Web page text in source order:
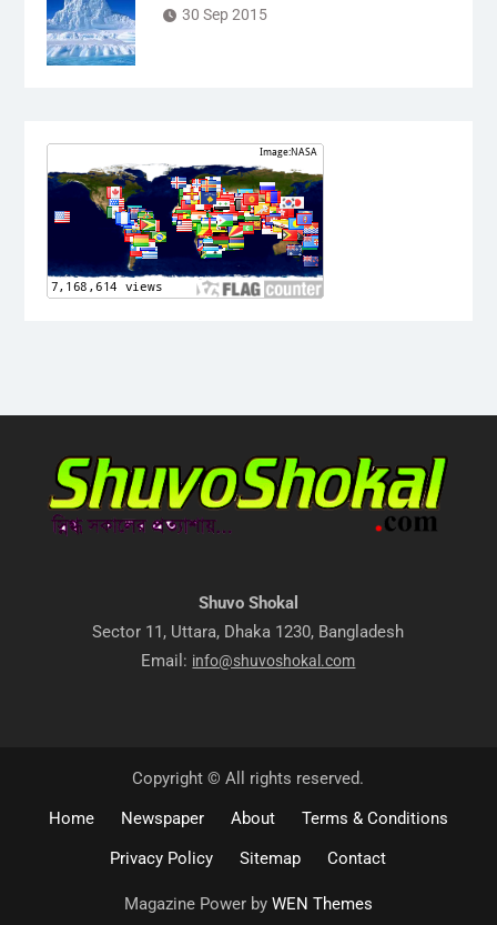
30 Sep 2015
Shuvo Shokal
Sector 11, Uttara, Dhaka 1230, Bangladesh
Email: info@shuvoshokal.com
Copyright © All rights reserved.
Home
Newspaper About
Terms & Conditions
Privacy Policy
Sitemap Contact
Magazine Power by WEN Themes